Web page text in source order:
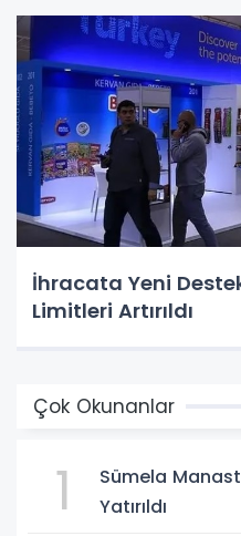
İhracata Yeni
Limitleri Artırıldı
Çok Okunanlar
1
Sümela
Yatırıldı